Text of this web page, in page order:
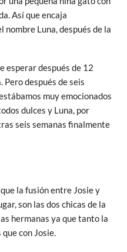
Así que encaja
nombre Luna, después de la
esperar después de 12
Pero después de seis
muy emocionados
dulces y Luna, por
seis semanas finalmente
la fusión entre Josie y
son las dos chicas de la
hermanas ya que tanto la
con Josie.